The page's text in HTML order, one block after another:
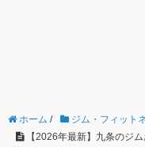
ホーム / ジム・フィット
【2026年最新】九条のジ